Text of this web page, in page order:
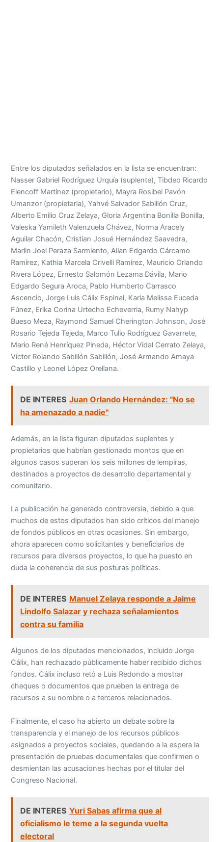
Entre los diputados señalados en la lista se encuentran:
Nasser Gabriel Rodríguez Urquía (suplente), Tibdeo Ricardo
Elencoff Martínez (propietario), Mayra Rosibel Pavón
Umanzor (propietaria), Yahvé Salvador Sabillón Cruz,
Alberto Emilio Cruz Zelaya, Gloria Argentina Bonilla Bonilla,
Valeska Yamileth Valenzuela Chávez, Norma Aracely
Aguilar Chacón, Cristian Josué Hernández Saavedra,
Marlin Joel Peraza Sarmiento, Allan Edgardo Cárcamo
Ramírez, Kathia Marcela Crivelli Ramírez, Mauricio Orlando
Rivera López, Ernesto Salomón Lezama Dávila, Mario
Edgardo Segura Aroca, Pablo Humberto Carrasco
Ascencio, Jorge Luis Cálix Espinal, Karla Melissa Euceda
Fúnez, Erika Corina Urtecho Echeverria, Rumy Nahyp
Bueso Meza, Raymond Samuel Cherington Johnson, José
Rosario Tejeda Tejeda, Marco Tulio Rodríguez Gavarrete,
Mario René Henríquez Pineda, Héctor Vidal Cerrato Zelaya,
Víctor Rolando Sabillón Sabillón, José Armando Amaya
Castillo y Leonel López Orellana.
DE INTERES Juan Orlando Hernández: "No se
ha amenazado a nadie"
Además, en la lista figuran diputados suplentes y
propietarios que habrían gestionado montos que en
algunos casos superan los seis millones de lempiras,
destinados a proyectos de desarrollo departamental y
comunitario.
La publicación ha generado controversia, debido a que
muchos de estos diputados han sido críticos del manejo
de fondos públicos en otras ocasiones. Sin embargo,
ahora aparecen como solicitantes y beneficiarios de
recursos para diversos proyectos, lo que ha puesto en
duda la coherencia de sus posturas políticas.
DE INTERES Manuel Zelaya responde a Jaime
Lindolfo Salazar y rechaza señalamientos
contra su familia
Algunos de los diputados mencionados, incluido Jorge
Cálix, han rechazado públicamente haber recibido dichos
fondos. Cálix incluso retó a Luis Redondo a mostrar
cheques o documentos que prueben la entrega de
recursos a su nombre o a terceros relacionados.
Finalmente, el caso ha abierto un debate sobre la
transparencia y el manejo de los recursos públicos
asignados a proyectos sociales, quedando a la espera la
presentación de pruebas documentales que confirmen o
desmientan las acusaciones hechas por el titular del
Congreso Nacional.
DE INTERES Yuri Sabas afirma que al
oficialismo le teme a la segunda vuelta
electoral